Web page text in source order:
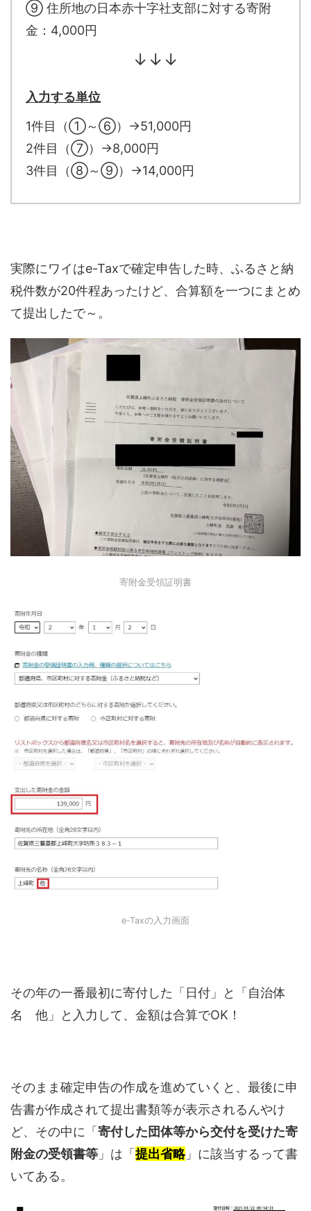
⑨ 住所地の日本赤十字社支部に対する寄附
金：4,000円
↓↓↓
入力する単位
1件目（①～⑥）→51,000円
2件目（⑦）→8,000円
3件目（⑧～⑨）→14,000円
実際にワイはe-Taxで確定申告した時、ふるさと納
税件数が20件程あったけど、合算額を一つにまとめ
て提出したで～。
寄附金受領証明書
e-Taxの入力画面
その年の一番最初に寄付した「日付」と「自治体
名 他」と入力して、金額は合算でOK！
そのまま確定申告の作成を進めていくと、最後に申
告書が作成されて提出書類等が表示されるんやけ
ど、その中に「寄付した団体等から交付を受けた寄
附金の受領書等 」は「提出省略」に該当するって書
いてある。